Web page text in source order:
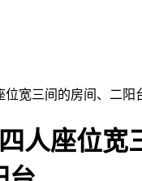
位宽三间的房间、二阳
人座位宽